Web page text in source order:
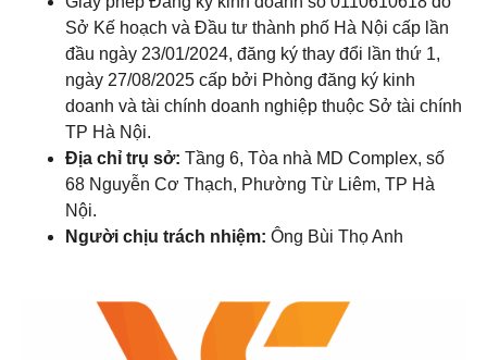
Sở Kế hoạch và Đầu tư thành phố Hà Nội cấp lần
đầu ngày 23/01/2024, đăng ký thay đổi lần thứ 1,
ngày 27/08/2025 cấp bởi Phòng đăng ký kinh
doanh và tài chính doanh nghiệp thuộc Sở tài chính
TP Hà Nội.
Địa chỉ trụ sở: Tầng 6, Tòa nhà MD Complex, số
68 Nguyễn Cơ Thạch, Phường Từ Liêm, TP Hà
Nội.
Người chịu trách nhiệm: Ông Bùi Thọ Anh